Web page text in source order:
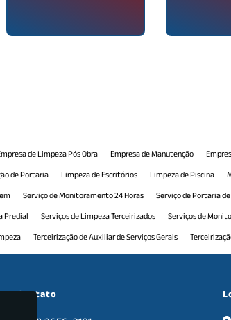
de Limpeza Pós Obra Empresa de Manutenção
de Portaria Limpeza de Escritórios Limpeza de Piscina
Serviço de Monitoramento 24 Horas Serviço de Portaria
Predial Serviços de Limpeza Terceirizados Serviços de
Terceirização de Auxiliar de Serviços Gerais
de Manutenção Predial Terceirização de Monitoramento
Contato